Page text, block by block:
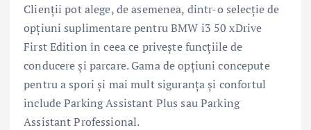
Clienții pot alege, de asemenea, dintr-o selecție de
opțiuni suplimentare pentru BMW i3 50 xDrive
First Edition în ceea ce privește funcțiile de
conducere și parcare. Gama de opțiuni concepute
pentru a spori și mai mult siguranța și confortul
include Parking Assistant Plus sau Parking
Assistant Professional.